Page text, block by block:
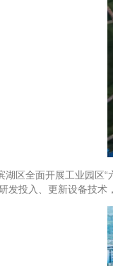
区全面开展工业园区“
发投入、更新设备技